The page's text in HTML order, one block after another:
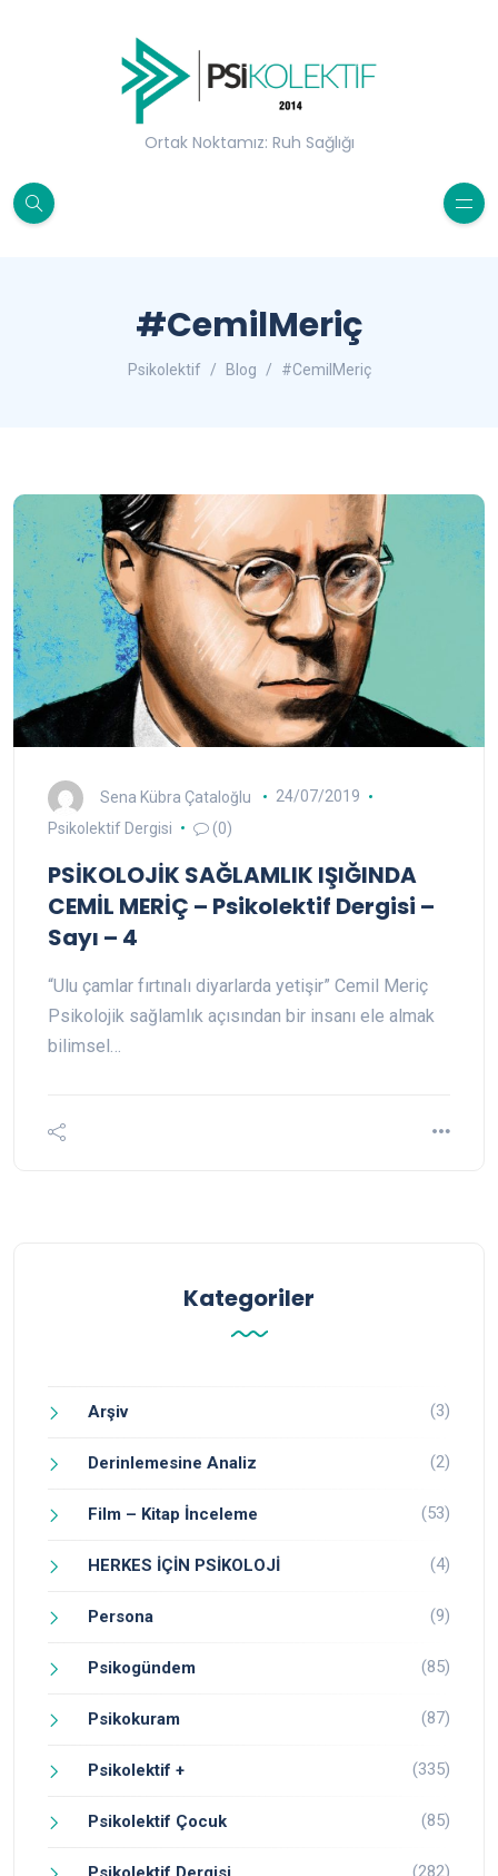
Ortak Noktamız: Ruh Sağlığı
#CemilMeriç
Psikolektif Blog #CemilMeriç
Sena Kübra Çataloğlu
24/07/2019
Psikolektif Dergisi
(0)
PSİKOLOJİK SAĞLAMLIK IŞIĞINDA
CEMİL MERİÇ – Psikolektif Dergisi –
Sayı – 4
“Ulu çamlar fırtınalı diyarlarda yetişir” Cemil Meriç
Psikolojik sağlamlık açısından bir insanı ele almak
bilimsel…
Kategoriler
Arşiv (3)
Derinlemesine Analiz (2)
Film – Kitap İnceleme (53)
HERKES İÇİN PSİKOLOJİ (4)
Persona (9)
Psikogündem (85)
Psikokuram (87)
Psikolektif + (335)
Psikolektif Çocuk (85)
(282)